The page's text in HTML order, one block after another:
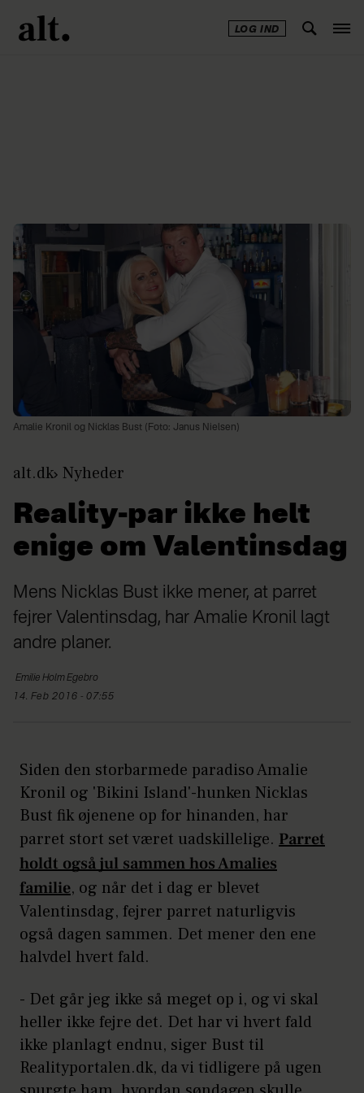
LOG IND
Amalie Kronil og Nicklas Bust (Foto: Janus Nielsen)
alt.dk Nyheder
Reality-par ikke helt
enige om Valentinsdag
Mens Nicklas Bust ikke mener, at parret
fejrer Valentinsdag, har Amalie Kronil lagt
andre planer.
Emilie HolmEgebro
14. Feb 2016 - 07:55
Siden den storbarmede paradiso Amalie
Kronil og 'Bikini Island'-hunken Nicklas
Bust fik øjenene op for hinanden, har
parret stort set været uadskillelige. Parret
holdt også jul sammen hos Amalies
familie, og når det i dag er blevet
Valentinsdag, fejrer parret naturligvis
også dagen sammen. Det mener den ene
halvdel hvert fald.
- Det går jeg ikke så meget op i, og vi skal
heller ikke fejre det. Det har vi hvert fald
ikke planlagt endnu, siger Bust til
Realityportalen.dk, da vi tidligere på ugen